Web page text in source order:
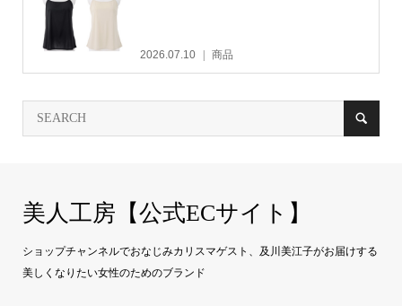
2026.07.10 商品
美人工房【公式ECサイト】
ショップチャンネルでおなじみカリスマゲスト、及川美江子がお届けする
美しくなりたい女性のためのブランド